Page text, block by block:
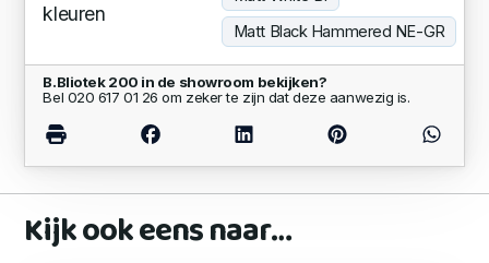
kleuren
Matt Black Hammered NE-GR
B.Bliotek 200 in de showroom bekijken?
Bel 020 617 01 26 om zeker te zijn dat deze aanwezig is.
Kijk ook eens naar…